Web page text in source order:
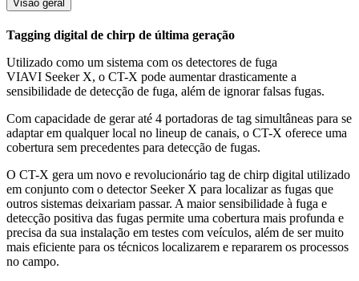
Visão geral
Tagging digital de chirp de última geração
Utilizado como um sistema com os detectores de fuga
VIAVI Seeker X, o CT-X pode aumentar drasticamente a
sensibilidade de detecção de fuga, além de ignorar falsas fugas.
Com capacidade de gerar até 4 portadoras de tag simultâneas para se
adaptar em qualquer local no lineup de canais, o CT-X oferece uma
cobertura sem precedentes para detecção de fugas.
O CT-X gera um novo e revolucionário tag de chirp digital utilizado
em conjunto com o detector Seeker X para localizar as fugas que
outros sistemas deixariam passar. A maior sensibilidade à fuga e
detecção positiva das fugas permite uma cobertura mais profunda e
precisa da sua instalação em testes com veículos, além de ser muito
mais eficiente para os técnicos localizarem e repararem os processos
no campo.